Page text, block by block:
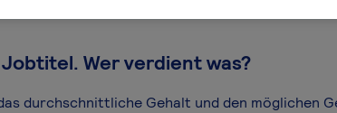
Wer verdient was?
durchschnittliche Gehalt und den möglichen